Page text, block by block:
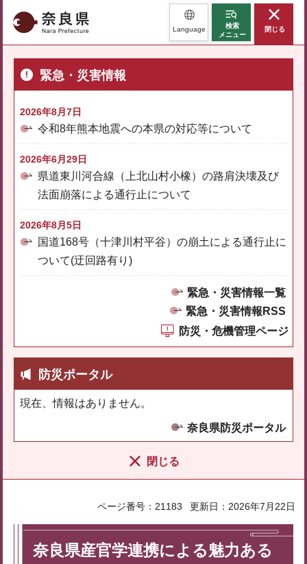
奈良県 Language
検索
メニュー
閉じる
緊急・災害情報
2026年8月7日
令和8年熊本地震への本県の対応等について
2026年6月29日
県道東川河合線（上北山村小橡）の路肩決壊及び
法面崩落による通行止について
2026年8月5日
国道168号（十津川村平谷）の崩土による通行止に
ついて(迂回路有り)
緊急・災害情報一覧
緊急・災害情報RSS
防災・危機管理ページ
防災ポータル
現在、情報はありません。
奈良県防災ポータル
閉じる
ページ番号：21183 更新日：2026年7月22日
奈良県産官学連携による魅力ある